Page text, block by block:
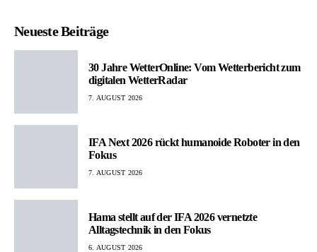
Neueste Beiträge
30 Jahre WetterOnline: Vom Wetterbericht zum
digitalen WetterRadar
7. AUGUST 2026
IFA Next 2026 rückt humanoide Roboter in den
Fokus
7. AUGUST 2026
Hama stellt auf der IFA 2026 vernetzte
Alltagstechnik in den Fokus
6. AUGUST 2026